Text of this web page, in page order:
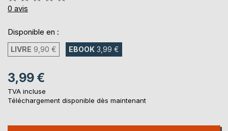
0%
0 avis
Disponible en :
LIVRE 9,90 € EBOOK 3,99 €
3,99 €
TVA incluse
Téléchargement disponible dès maintenant